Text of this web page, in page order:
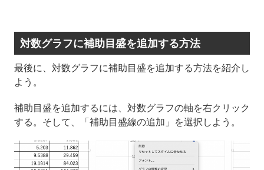
対数グラフに補助目盛を追加する方法
最後に、対数グラフに補助目盛を追加する方法を紹介し
よう。
補助目盛を追加するには、対数グラフの軸を右クリック
する。そして、「補助目盛線の追加」を選択しよう。